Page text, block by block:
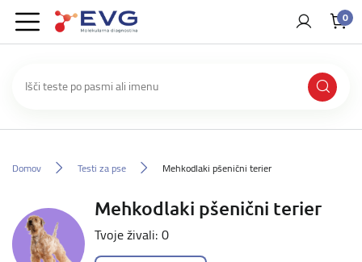
0
Domov Testi za pse Mehkodlaki pšenični terier
Mehkodlaki pšenični terier
Tvoje živali: 0